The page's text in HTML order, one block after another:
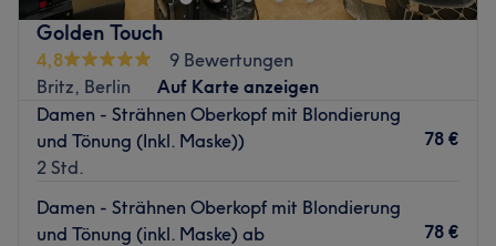
Nächste öffentliche Verkehrsmittel:
Die U-Bahn-Haltestelle Zwickauer Damm befindet sich in
unmittelbarer Nähe des Salons.
Das Team:
Das Dream-Team hat sein Hobby zum Beruf gemacht und
steckt sein ganzes Herzblut in die Arbeit.
Was uns an dem Salon gefällt:
Atmosphäre: Modern, elegant, freundlich.
Golden Touch
4,8
9 Bewertungen
Britz, Berlin
Auf Karte anzeigen
Damen - Strähnen Oberkopf mit Blondierung
und Tönung (Inkl. Maske))
2 Std.
78 €
Damen - Strähnen Oberkopf mit Blondierung
und Tönung (inkl. Maske) ab
78 €